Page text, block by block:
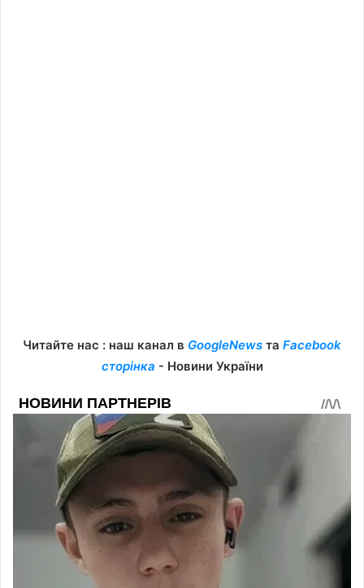
Читайте нас : наш канал в GoogleNews та Facebook
сторінка - Новини України